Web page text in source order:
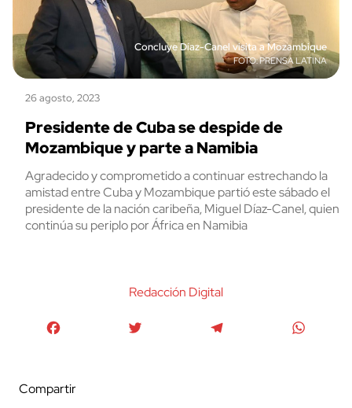
Concluye Díaz-Canel visita a Mozambique
PRENSA LATINA
26 agosto, 2023
Presidente de Cuba se despide de
Mozambique y parte a Namibia
Agradecido y comprometido a continuar estrechando la
amistad entre Cuba y Mozambique partió este sábado el
presidente de la nación caribeña, Miguel Díaz-Canel, quien
continúa su periplo por África en Namibia
Redacción Digital
Compartir